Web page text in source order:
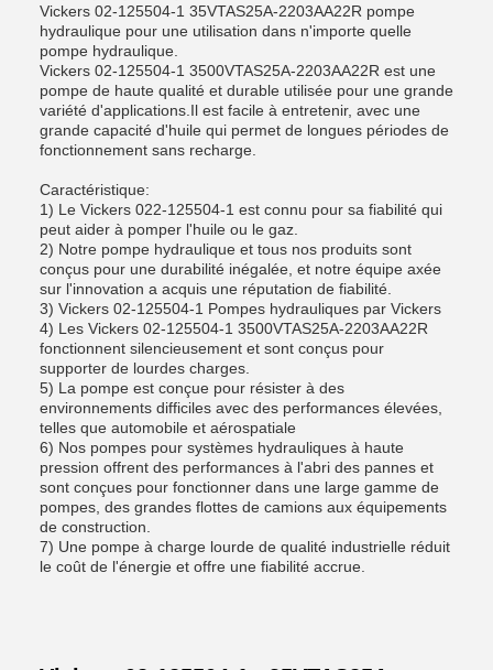
Vickers 02-125504-1 35VTAS25A-2203AA22R pompe
hydraulique pour une utilisation dans n'importe quelle
pompe hydraulique.
Vickers 02-125504-1 3500VTAS25A-2203AA22R est une
pompe de haute qualité et durable utilisée pour une grande
variété d'applications.Il est facile à entretenir, avec une
grande capacité d'huile qui permet de longues périodes de
fonctionnement sans recharge.
Caractéristique:
1) Le Vickers 022-125504-1 est connu pour sa fiabilité qui
peut aider à pomper l'huile ou le gaz.
2) Notre pompe hydraulique et tous nos produits sont
conçus pour une durabilité inégalée, et notre équipe axée
sur l'innovation a acquis une réputation de fiabilité.
3) Vickers 02-125504-1 Pompes hydrauliques par Vickers
4) Les Vickers 02-125504-1 3500VTAS25A-2203AA22R
fonctionnent silencieusement et sont conçus pour
supporter de lourdes charges.
5) La pompe est conçue pour résister à des
environnements difficiles avec des performances élevées,
telles que automobile et aérospatiale
6) Nos pompes pour systèmes hydrauliques à haute
pression offrent des performances à l'abri des pannes et
sont conçues pour fonctionner dans une large gamme de
pompes, des grandes flottes de camions aux équipements
de construction.
7) Une pompe à charge lourde de qualité industrielle réduit
le coût de l'énergie et offre une fiabilité accrue.